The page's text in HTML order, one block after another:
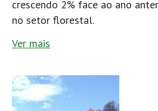
crescendo 2% face ao ano
no setor florestal.
Ver mais